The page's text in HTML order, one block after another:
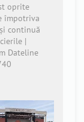
oprite
împotriva
continuă
|
Dateline